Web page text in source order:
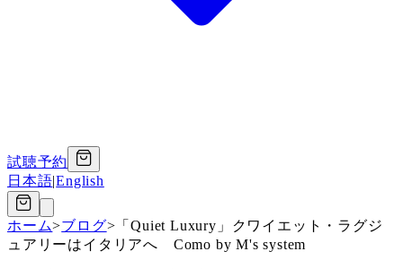
試聴予約
日本語|English
ホーム>ブログ> 「​Quiet Luxury」クワイエット・ラグジ
ュアリーはイタリアへ Como by M's system